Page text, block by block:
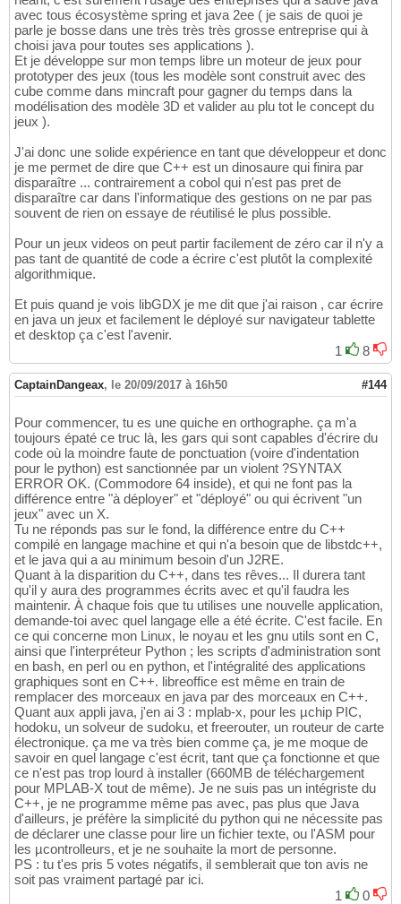
avec tous écosystème spring et java 2ee ( je sais de quoi je
parle je bosse dans une très très très grosse entreprise qui à
choisi java pour toutes ses applications ).
Et je développe sur mon temps libre un moteur de jeux pour
prototyper des jeux (tous les modèle sont construit avec des
cube comme dans mincraft pour gagner du temps dans la
modélisation des modèle 3D et valider au plu tot le concept du
jeux ).
J'ai donc une solide expérience en tant que développeur et donc
je me permet de dire que C++ est un dinosaure qui finira par
disparaître ... contrairement a cobol qui n'est pas pret de
disparaître car dans l'informatique des gestions on ne par pas
souvent de rien on essaye de réutilisé le plus possible.
Pour un jeux videos on peut partir facilement de zéro car il n'y a
pas tant de quantité de code a écrire c'est plutôt la complexité
algorithmique.
Et puis quand je vois libGDX je me dit que j'ai raison , car écrire
en java un jeux et facilement le déployé sur navigateur tablette
et desktop ça c'est l'avenir.
1
8
CaptainDangeax, le 20/09/2017 à 16h50 #144
Pour commencer, tu es une quiche en orthographe. ça m'a
toujours épaté ce truc là, les gars qui sont capables d'écrire du
code où la moindre faute de ponctuation (voire d'indentation
pour le python) est sanctionnée par un violent ?SYNTAX
ERROR OK. (Commodore 64 inside), et qui ne font pas la
différence entre "à déployer" et "déployé" ou qui écrivent "un
jeux" avec un X.
Tu ne réponds pas sur le fond, la différence entre du C++
compilé en langage machine et qui n'a besoin que de libstdc++,
et le java qui a au minimum besoin d'un J2RE.
Quant à la disparition du C++, dans tes rêves... Il durera tant
qu'il y aura des programmes écrits avec et qu'il faudra les
maintenir. À chaque fois que tu utilises une nouvelle application,
demande-toi avec quel langage elle a été écrite. C'est facile. En
ce qui concerne mon Linux, le noyau et les gnu utils sont en C,
ainsi que l'interpréteur Python ; les scripts d'administration sont
en bash, en perl ou en python, et l'intégralité des applications
graphiques sont en C++. libreoffice est même en train de
remplacer des morceaux en java par des morceaux en C++.
Quant aux appli java, j'en ai 3 : mplab-x, pour les µchip PIC,
hodoku, un solveur de sudoku, et freerouter, un routeur de carte
électronique. ça me va très bien comme ça, je me moque de
savoir en quel langage c'est écrit, tant que ça fonctionne et que
ce n'est pas trop lourd à installer (660MB de téléchargement
pour MPLAB-X tout de même). Je ne suis pas un intégriste du
C++, je ne programme même pas avec, pas plus que Java
d'ailleurs, je préfère la simplicité du python qui ne nécessite pas
de déclarer une classe pour lire un fichier texte, ou l'ASM pour
les µcontrolleurs, et je ne souhaite la mort de personne.
PS : tu t'es pris 5 votes négatifs, il semblerait que ton avis ne
soit pas vraiment partagé par ici.
1
0